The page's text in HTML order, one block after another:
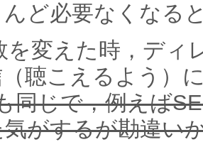
ど必要なくなる
変えた時，ディ
聴こえるよう）
同じで，例えば
がするが勘違い